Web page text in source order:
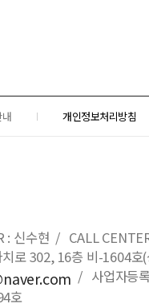
개인정보처리방침
: 신수현 / CALL
로 302, 16층 비-1604
/ 사업자등
호